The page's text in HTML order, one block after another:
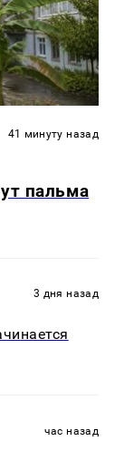
41 минуту назад
пальма
3 дня назад
час назад